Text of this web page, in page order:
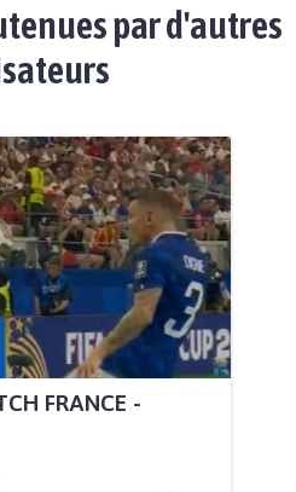
par d'autres
FRANCE -